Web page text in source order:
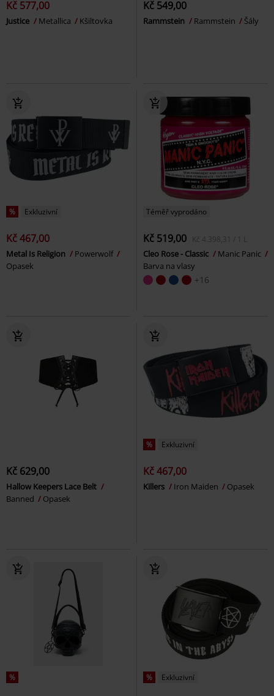
Kč 577,00
Justice Metallica Kšiltovka
Kč 549,00
Rammstein Rammstein Šály
% Exkluzivní
Kč 467,00
Metal Is Religion
Powerwolf
Opasek
Téměř vyprodáno
Kč 519,00 Kč 4.398,31 / 1 L
Cleo Rose - Classic
Manic Panic
Barva na vlasy
+16
Kč 629,00
Hallow Keepers Lace Belt
Banned
Opasek
% Exkluzivní
Kč 467,00
Killers Iron Maiden Opasek
% % Exkluzivní